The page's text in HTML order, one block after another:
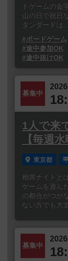
ドゲームの金
山の日で祝日
タンダードは...
#ボードゲーム
#途中参加OK
#途中抜けOK
募集中
2026
1人で来
【毎週
東京都
相席ナイトと
ゲームを遊ん
の都合がつか
ない方でも大丈
募集中
2026